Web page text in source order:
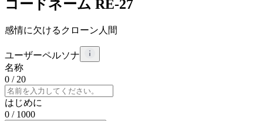
コードネーム RE-27
感情に欠けるクローン人間
ユーザーペルソナ
名称
0 / 20
はじめに
0 / 1000